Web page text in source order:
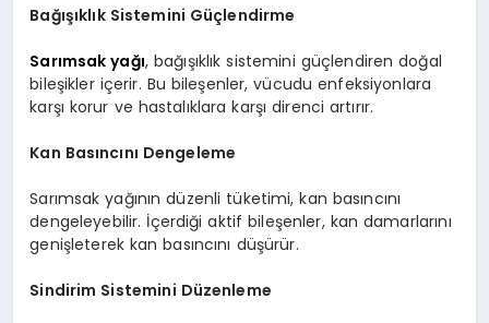
Bağışıklık Sistemini Güçlendirme
Sarımsak yağı, bağışıklık sistemini güçlendiren doğal
bileşikler içerir. Bu bileşenler, vücudu enfeksiyonlara
karşı korur ve hastalıklara karşı direnci artırır.
Kan Basıncını Dengeleme
Sarımsak yağının düzenli tüketimi, kan basıncını
dengeleyebilir. İçerdiği aktif bileşenler, kan damarlarını
genişleterek kan basıncını düşürür.
Sindirim Sistemini Düzenleme